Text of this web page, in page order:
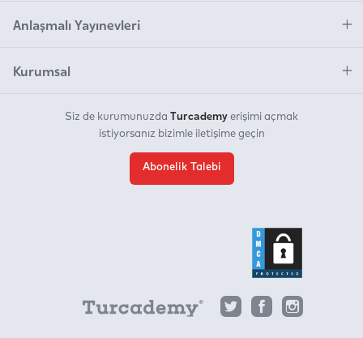
Anlaşmalı Yayınevleri
Kurumsal
Siz de kurumunuzda Turcademy erişimi açmak
istiyorsanız bizimle iletişime geçin
Abonelik Talebi